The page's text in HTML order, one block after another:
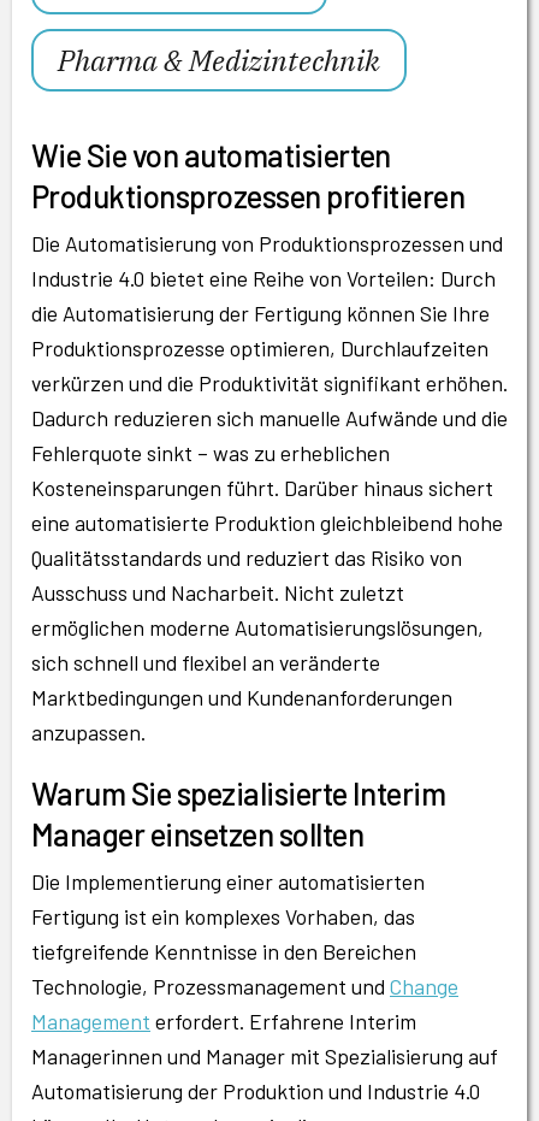
Pharma & Medizintechnik
Wie Sie von automatisierten
Produktionsprozessen profitieren
Die Automatisierung von Produktionsprozessen und
Industrie 4.0 bietet eine Reihe von Vorteilen: Durch
die Automatisierung der Fertigung können Sie Ihre
Produktionsprozesse optimieren, Durchlaufzeiten
verkürzen und die Produktivität signifikant erhöhen.
Dadurch reduzieren sich manuelle Aufwände und die
Fehlerquote sinkt – was zu erheblichen
Kosteneinsparungen führt. Darüber hinaus sichert
eine automatisierte Produktion gleichbleibend hohe
Qualitätsstandards und reduziert das Risiko von
Ausschuss und Nacharbeit. Nicht zuletzt
ermöglichen moderne Automatisierungslösungen,
sich schnell und flexibel an veränderte
Marktbedingungen und Kundenanforderungen
anzupassen.
Warum Sie spezialisierte Interim
Manager einsetzen sollten
Die Implementierung einer automatisierten
Fertigung ist ein komplexes Vorhaben, das
tiefgreifende Kenntnisse in den Bereichen
Technologie, Prozessmanagement und Change
Management erfordert. Erfahrene Interim
Managerinnen und Manager mit Spezialisierung auf
Automatisierung der Produktion und Industrie 4.0